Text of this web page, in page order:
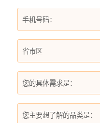
您的具体需求是：
您主要想了解的品类是：